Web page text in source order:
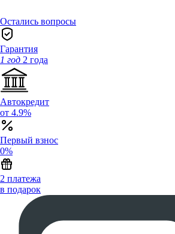
Остались вопросы
Гарантия
1 год 2 года
Автокредит
от 4.9%
Первый взнос
0%
2 платежа
в подарок